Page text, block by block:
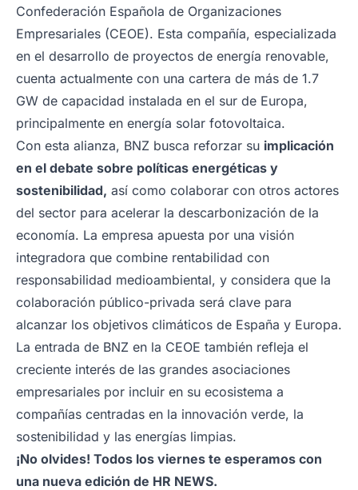
Confederación Española de Organizaciones
Empresariales (CEOE). Esta compañía, especializada
en el desarrollo de proyectos de energía renovable,
cuenta actualmente con una cartera de más de 1.7
GW de capacidad instalada en el sur de Europa,
principalmente en energía solar fotovoltaica.
Con esta alianza, BNZ busca reforzar su implicación
en el debate sobre políticas energéticas y
sostenibilidad, así como colaborar con otros actores
del sector para acelerar la descarbonización de la
economía. La empresa apuesta por una visión
integradora que combine rentabilidad con
responsabilidad medioambiental, y considera que la
colaboración público-privada será clave para
alcanzar los objetivos climáticos de España y Europa.
La entrada de BNZ en la CEOE también refleja el
creciente interés de las grandes asociaciones
empresariales por incluir en su ecosistema a
compañías centradas en la innovación verde, la
sostenibilidad y las energías limpias.
¡No olvides! Todos los viernes te esperamos con
una nueva edición de HR NEWS.